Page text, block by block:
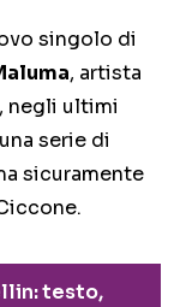
singolo di
, artista
negli ultimi
serie di
sicuramente
testo,